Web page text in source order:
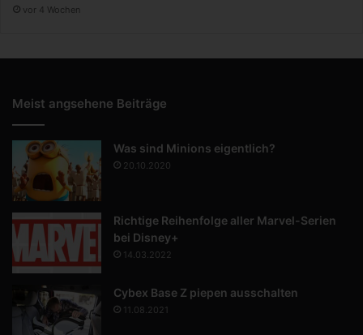
vor 4 Wochen
Meist angsehene Beiträge
Was sind Minions eigentlich?
20.10.2020
Richtige Reihenfolge aller Marvel-Serien
bei Disney+
14.03.2022
Cybex Base Z piepen ausschalten
11.08.2021